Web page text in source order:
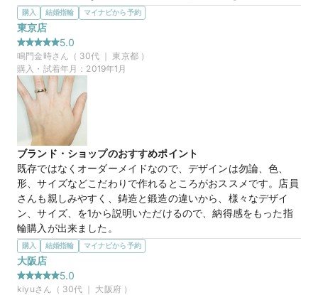
けるところもポイントでした。
選んだ商品を気に入った理由
婚約指輪は大きめダイヤのエタニティタイプにしましたが、結
婚指輪もダイヤの入ったものが良いと思い、斜めに流れるよう
に入っているデザインが気に入りました。
男性のほうは斜めに面取りとマット加工を施したものでお揃い
感を出しました。
マイナビ限定
この店舗のおすすめ特典情報
TANZOとマイナビウエディングから最大61,000円分の特典をプレ
ゼント！
購入 結婚指輪 マイナビから予約
東京店
5.0
鳴門金時さん（ 30代 ｜ 東京都）
購入・試着年月： 2019年1月
ブランド・ショップのおすすめポイント
既存ではなくオーダーメイドなので、デザインは勿論、色、
形、サイズなどこだわりで作れるところがおススメです。店員
さんも親しみやすく、鋳造と鍛造の違いから、様々なデザイ
ン、サイズ、を1から説明いただけるので、納得感をもった指
輪購入が出来ました。
選んだ商品を気に入った理由
大切な結婚指輪は、一生身につけていくものなので、作りが作
りがしっかりしていて、ずっとメンテナンスをしていただける
ものが良いと思い選びました。購入後に結婚指輪を作るまで、
購入 結婚指輪 マイナビから予約
大阪店
5.0
kiyuさん（ 30代 ｜ 大阪府）